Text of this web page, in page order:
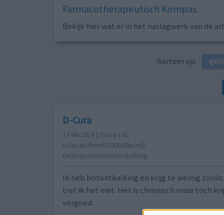
Farmacotherapeutisch Kompas
Bekijk hier wat er in het naslagwerk van de
Sorteer op
D-Cura
17-06-2024 | Vrouw | 62
colecalciferol (100000ie/ml)
Osteoporose/botontkalking
Ik heb botontkalking en krijg te weinig
tref ik het niet. Het is chronisch maar toch
vergoed.